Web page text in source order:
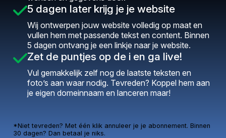
5 dagen later krijg je je website
Wij ontwerpen jouw website volledig op maat en
vullen hem met passende tekst en content. Binnen
5 dagen ontvang je een linkje naar je website.
Zet de puntjes op de i en ga live!
Vul gemakkelijk zelf nog de laatste teksten en
foto’s aan waar nodig. Tevreden? Koppel hem aan
je eigen domeinnaam en lanceren maar!
*Niet tevreden? Met één klik annuleer je je abonnement. Binnen
30 dagen? Dan betaal je niks.